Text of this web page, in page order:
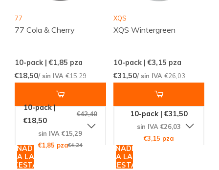
77
77 Cola & Cherry
10-pack | €1,85 pza
€18,50/ sin IVA €15,29
10-pack |
€18,50
€42,40
sin IVA €15,29
€1,85 pza€4,24
AÑADIR
A LA
CESTA
XQS
XQS Wintergreen
10-pack | €3,15 pza
€31,50/ sin IVA €26,03
10-pack | €31,50
sin IVA €26,03
€3,15 pza
AÑADIR
A LA
CESTA